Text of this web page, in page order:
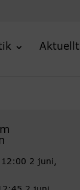
Aktuellt
12:00 2 juni,